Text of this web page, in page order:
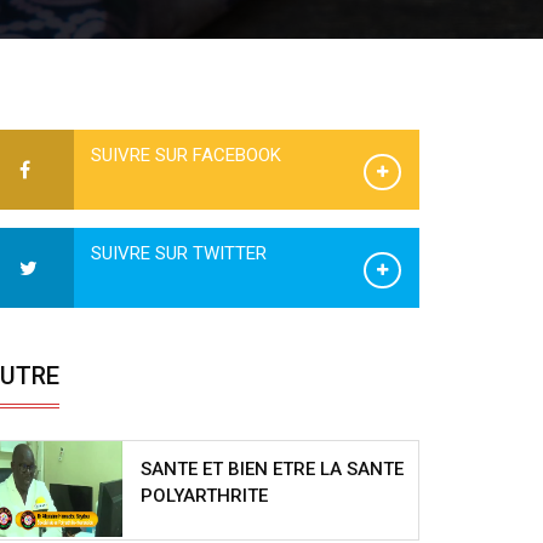
SUIVRE SUR FACEBOOK
SUIVRE SUR TWITTER
SANTE ET BIEN ETRE LA SANTE
POLYARTHRITE